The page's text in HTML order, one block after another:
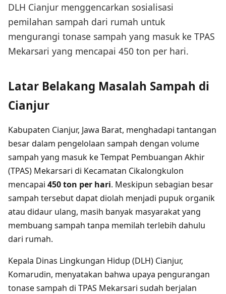
DLH Cianjur menggencarkan sosialisasi
pemilahan sampah dari rumah untuk
mengurangi tonase sampah yang masuk ke TPAS
Mekarsari yang mencapai 450 ton per hari.
Latar Belakang Masalah Sampah di
Cianjur
Kabupaten Cianjur, Jawa Barat, menghadapi tantangan
besar dalam pengelolaan sampah dengan volume
sampah yang masuk ke Tempat Pembuangan Akhir
(TPAS) Mekarsari di Kecamatan Cikalongkulon
mencapai 450 ton per hari. Meskipun sebagian besar
sampah tersebut dapat diolah menjadi pupuk organik
atau didaur ulang, masih banyak masyarakat yang
membuang sampah tanpa memilah terlebih dahulu
dari rumah.
Kepala Dinas Lingkungan Hidup (DLH) Cianjur,
Komarudin, menyatakan bahwa upaya pengurangan
tonase sampah di TPAS Mekarsari sudah berjalan